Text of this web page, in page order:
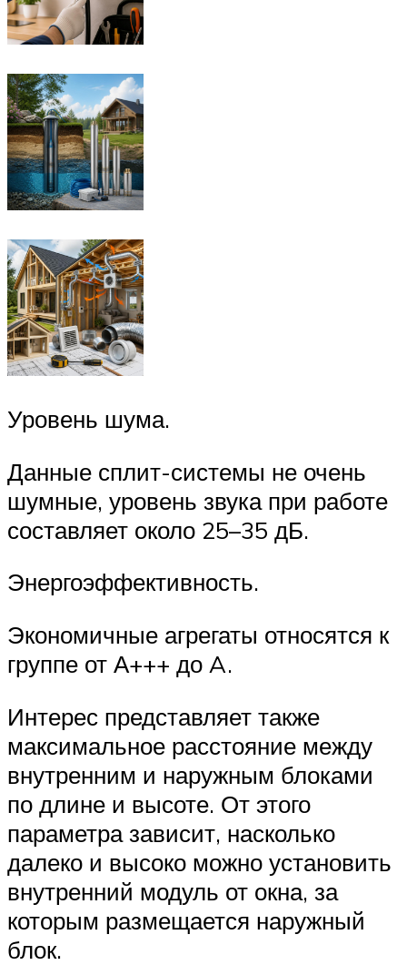
Уровень шума.
Данные сплит-системы не очень
шумные, уровень звука при работе
составляет около 25–35 дБ.
Энергоэффективность.
Экономичные агрегаты относятся к
группе от А+++ до A.
Интерес представляет также
максимальное расстояние между
внутренним и наружным блоками
по длине и высоте. От этого
параметра зависит, насколько
далеко и высоко можно установить
внутренний модуль от окна, за
которым размещается наружный
блок.